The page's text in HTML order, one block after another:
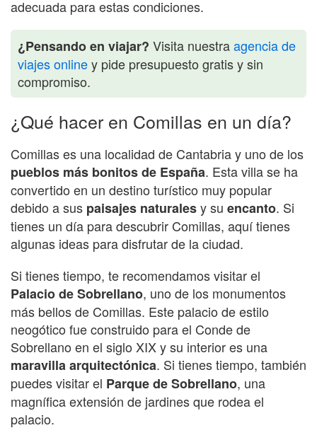
adecuada para estas condiciones.
¿Pensando en viajar? Visita nuestraagencia de
viajes onliney pide presupuesto gratis y sin
compromiso.
¿Qué hacer en Comillas en un día?
Comillas es una localidad de Cantabria y uno de los
pueblos más bonitos de España. Esta villa se ha
convertido en un destino turístico muy popular
debido a sus paisajes naturalesy su encanto. Si
tienes un día para descubrir Comillas, aquí tienes
algunas ideas para disfrutar de la ciudad.
Si tienes tiempo, te recomendamos visitar el
Palacio de Sobrellano, uno de los monumentos
más bellos de Comillas. Este palacio de estilo
neogótico fue construido para el Conde de
Sobrellano en el siglo XIX y su interior es una
maravilla arquitectónica. Si tienes tiempo, también
puedes visitar el Parque de Sobrellano, una
magnífica extensión de jardines que rodea el
palacio.